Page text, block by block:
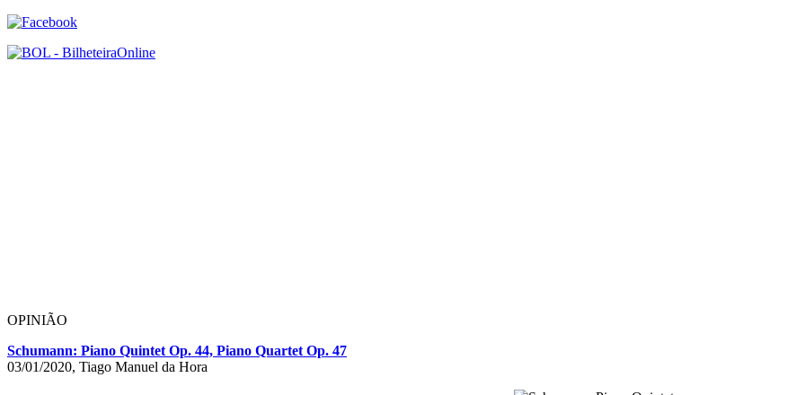
OPINIÃO
Schumann: Piano Quintet Op. 44, Piano Quartet Op. 47
03/01/2020, Tiago Manuel da Hora